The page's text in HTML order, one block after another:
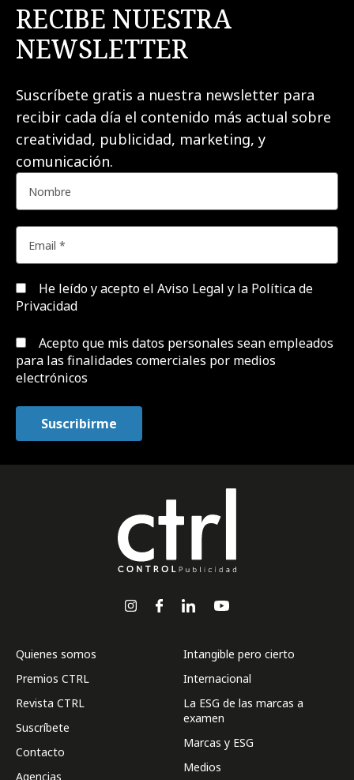
RECIBE NUESTRA
NEWSLETTER
Suscríbete gratis a nuestra newsletter para
recibir cada día el contenido más actual sobre
creatividad, publicidad, marketing, y
comunicación.
He leído y acepto el Aviso Legal y la Política de
Privacidad
Acepto que mis datos personales sean empleados
para las finalidades comerciales por medios
electrónicos
Quienes somos
Premios CTRL
Revista CTRL
Suscríbete
Contacto
Agencias
Intangible pero cierto
Internacional
La ESG de las marcas a
examen
Marcas y ESG
Medios